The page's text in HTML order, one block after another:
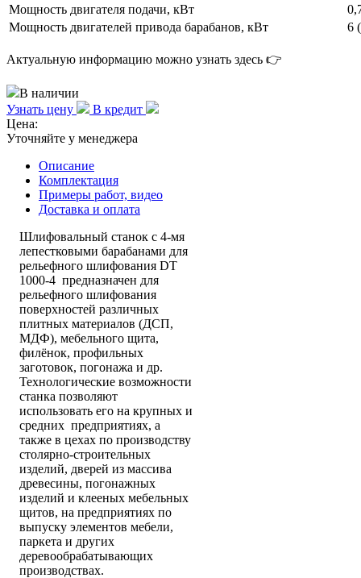
Мощность двигателя подачи, кВт
Мощность двигателей привода барабанов, кВт
6
Актуальную информацию можно узнать здесь 👉
В наличии
Узнать цену
В кредит
Цена:
Уточняйте у менеджера
Описание
Комплектация
Примеры работ, видео
Доставка и оплата
Шлифовальный станок с 4-мя
лепестковыми барабанами для
рельефного шлифования DT
1000-4 предназначен для
рельефного шлифования
поверхностей различных
плитных материалов (ДСП,
МДФ), мебельного щита,
филёнок, профильных
заготовок, погонажа и др.
Технологические возможности
станка позволяют
использовать его на крупных и
средних предприятиях, а
также в цехах по производству
столярно-строительных
изделий, дверей из массива
древесины, погонажных
изделий и клееных мебельных
щитов, на предприятиях по
выпуску элементов мебели,
паркета и других
деревообрабатывающих
производствах.